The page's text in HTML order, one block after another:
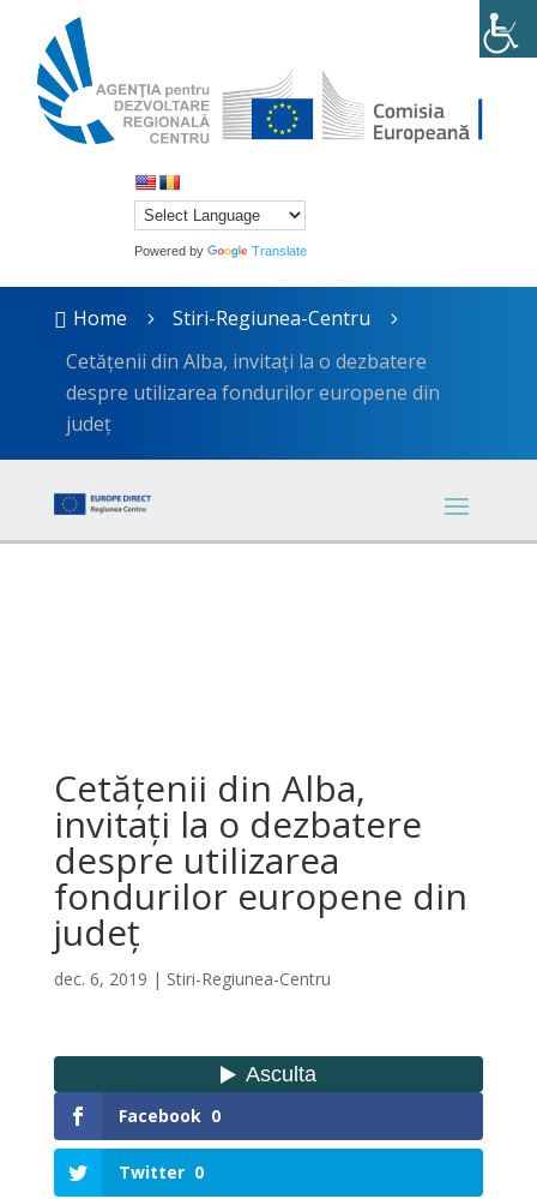
Powered by Translate
 Home 5 Stiri-Regiunea-Centru 5
Cetățenii din Alba, invitați la o dezbatere
despre utilizarea fondurilor europene din
județ
Cetățenii din Alba,
invitați la o dezbatere
despre utilizarea
fondurilor europene din
județ
dec. 6, 2019 | Stiri-Regiunea-Centru
Facebook 0
Twitter 0